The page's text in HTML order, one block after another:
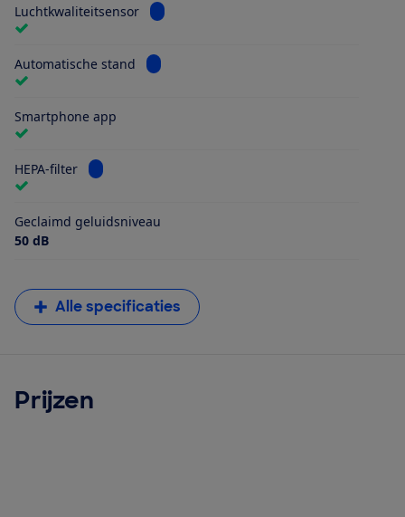
Luchtkwaliteitsensor Bekijk informatie voor
Automatische stand Bekijk informatie voor Automatische stand
Smartphone app
HEPA-filter Bekijk informatie voor HEPA-filter
Geclaimd geluidsniveau
50 dB
Alle specificaties
Prijzen